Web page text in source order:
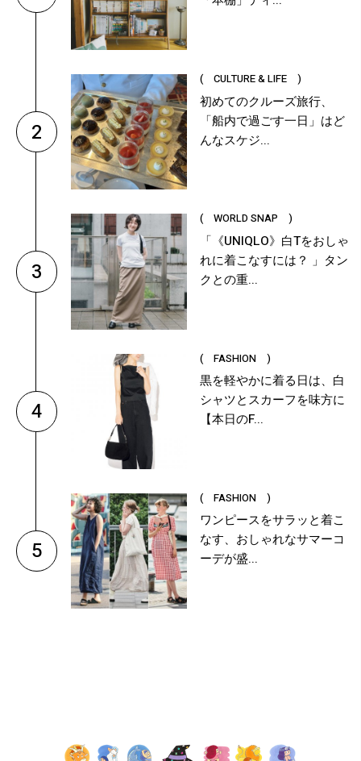
2
( CULTURE & LIFE )
初めてのクルーズ旅行、
「船内で過ごす一日」はど
んなスケジ...
3
( WORLD SNAP )
「《UNIQLO》白Tをおしゃ
れに着こなすには？ 」タン
クとの重...
4
( FASHION )
黒を軽やかに着る日は、白
シャツとスカーフを味方に
【本日のF...
5
( FASHION )
ワンピースをサラッと着こ
なす、おしゃれなサマーコ
ーデが盛...